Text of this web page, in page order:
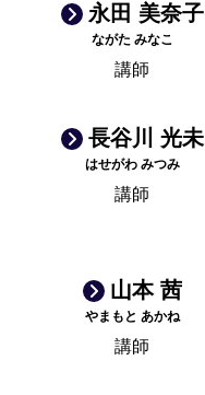
永田 美奈子
ながた みなこ
講師
長谷川 光未
はせがわ みつみ
講師
山本 茜
やまもと あかね
講師